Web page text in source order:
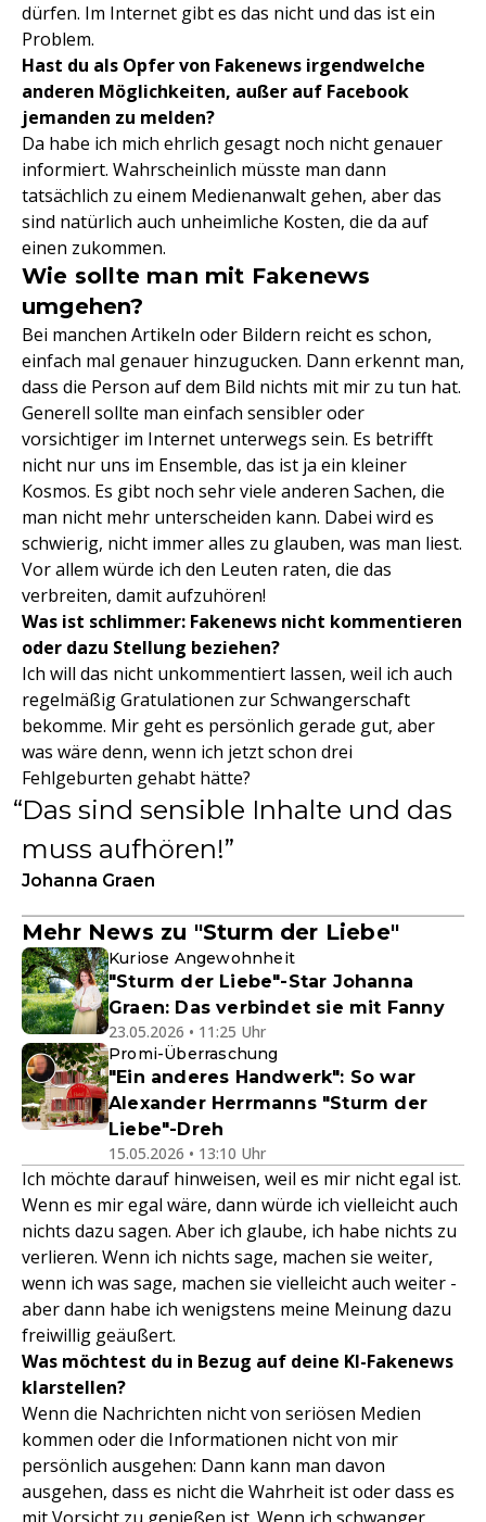
dürfen. Im Internet gibt es das nicht und das ist ein
Problem.
Hast du als Opfer von Fakenews irgendwelche
anderen Möglichkeiten, außer auf Facebook
jemanden zu melden?
Da habe ich mich ehrlich gesagt noch nicht genauer
informiert. Wahrscheinlich müsste man dann
tatsächlich zu einem Medienanwalt gehen, aber das
sind natürlich auch unheimliche Kosten, die da auf
einen zukommen.
Wie sollte man mit Fakenews
umgehen?
Bei manchen Artikeln oder Bildern reicht es schon,
einfach mal genauer hinzugucken. Dann erkennt man,
dass die Person auf dem Bild nichts mit mir zu tun hat.
Generell sollte man einfach sensibler oder
vorsichtiger im Internet unterwegs sein. Es betrifft
nicht nur uns im Ensemble, das ist ja ein kleiner
Kosmos. Es gibt noch sehr viele anderen Sachen, die
man nicht mehr unterscheiden kann. Dabei wird es
schwierig, nicht immer alles zu glauben, was man liest.
Vor allem würde ich den Leuten raten, die das
verbreiten, damit aufzuhören!
Was ist schlimmer: Fakenews nicht kommentieren
oder dazu Stellung beziehen?
Ich will das nicht unkommentiert lassen, weil ich auch
regelmäßig Gratulationen zur Schwangerschaft
bekomme. Mir geht es persönlich gerade gut, aber
was wäre denn, wenn ich jetzt schon drei
Fehlgeburten gehabt hätte?
Das sind sensible Inhalte und das
muss aufhören!
Johanna Graen
Mehr News zu "Sturm der Liebe"
Kuriose Angewohnheit
"Sturm der Liebe"-Star Johanna
Graen: Das verbindet sie mit Fanny
23.05.2026 • 11:25 Uhr
Promi-Überraschung
"Ein anderes Handwerk": So war
Alexander Herrmanns "Sturm der
Liebe"-Dreh
15.05.2026 • 13:10 Uhr
Ich möchte darauf hinweisen, weil es mir nicht egal ist.
Wenn es mir egal wäre, dann würde ich vielleicht auch
nichts dazu sagen. Aber ich glaube, ich habe nichts zu
verlieren. Wenn ich nichts sage, machen sie weiter,
wenn ich was sage, machen sie vielleicht auch weiter -
aber dann habe ich wenigstens meine Meinung dazu
freiwillig geäußert.
Was möchtest du in Bezug auf deine KI-Fakenews
klarstellen?
Wenn die Nachrichten nicht von seriösen Medien
kommen oder die Informationen nicht von mir
persönlich ausgehen: Dann kann man davon
ausgehen, dass es nicht die Wahrheit ist oder dass es